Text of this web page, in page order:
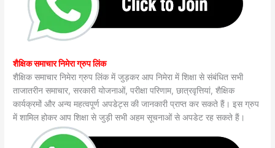
शैक्षिक समाचार निमेरा ग्रुप लिंक
शैक्षिक समाचार निमेरा ग्रुप लिंक में जुड़कर आप निमेरा में शिक्षा से संबंधित सभी
ताजातरीन समाचार, सरकारी योजनाओं, परीक्षा परिणाम, छात्रवृत्तियां, शैक्षिक
कार्यक्रमों और अन्य महत्वपूर्ण अपडेट्स की जानकारी प्राप्त कर सकते हैं। इस ग्रुप
में शामिल होकर आप शिक्षा से जुड़ी सभी अहम सूचनाओं से अपडेट रह सकते हैं।